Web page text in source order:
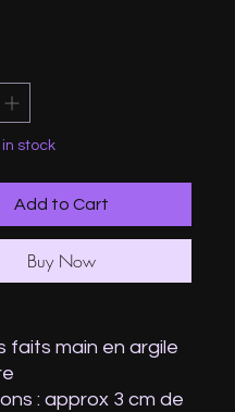
in stock
Add to Cart
Buy Now
faits main en argile
: approx 3 cm de